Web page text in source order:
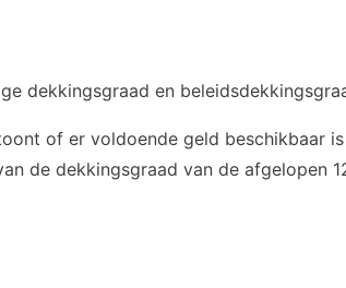
dekkingsgraad en
of er voldoende geld beschikbaar
de dekkingsgraad van de afgelopen